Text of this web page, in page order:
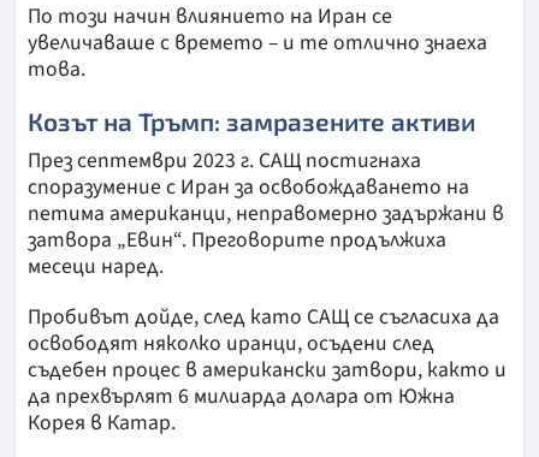
По този начин влиянието на Иран се
увеличаваше с времето – и те отлично знаеха
това.
Козът на Тръмп: замразените активи
През септември 2023 г. САЩ постигнаха
споразумение с Иран за освобождаването на
петима американци, неправомерно задържани в
затвора „Евин“. Преговорите продължиха
месеци наред.
Пробивът дойде, след като САЩ се съгласиха да
освободят няколко иранци, осъдени след
съдебен процес в американски затвори, както и
да прехвърлят 6 милиарда долара от Южна
Корея в Катар.